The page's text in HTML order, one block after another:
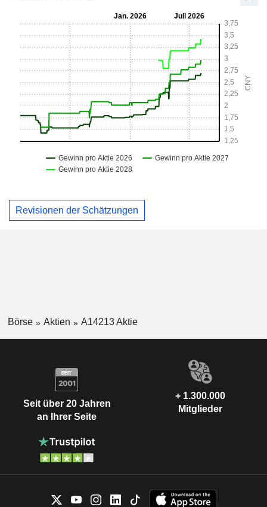
Revisionen der Schätzungen
Börse Aktien A14213 Aktie
Seit über 20 Jahren
an Ihrer Seite
+ 1.300.000
Mitglieder